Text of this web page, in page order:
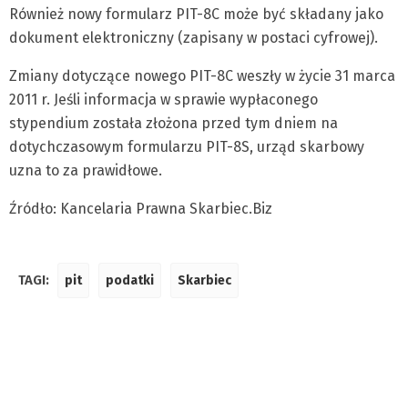
Również nowy formularz PIT-8C może być składany jako
dokument elektroniczny (zapisany w postaci cyfrowej).
Zmiany dotyczące nowego PIT-8C weszły w życie 31 marca
2011 r. Jeśli informacja w sprawie wypłaconego
stypendium została złożona przed tym dniem na
dotychczasowym formularzu PIT-8S, urząd skarbowy
uzna to za prawidłowe.
Źródło: Kancelaria Prawna Skarbiec.Biz
TAGI: pit podatki Skarbiec